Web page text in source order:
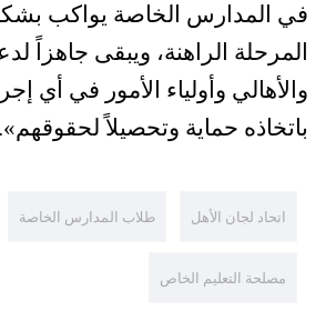
في المدارس الخاصة يواكب
المرحلة الراهنة، ويبقى جاهزاً
والأهالي وأولياء الأمور في أي
باتخاذه حماية وتحصيلاً لحقوقهم«
.
اتحاد لجان الأهل طلاب المدارس الخاصة
مصلحة التعليم الخاص